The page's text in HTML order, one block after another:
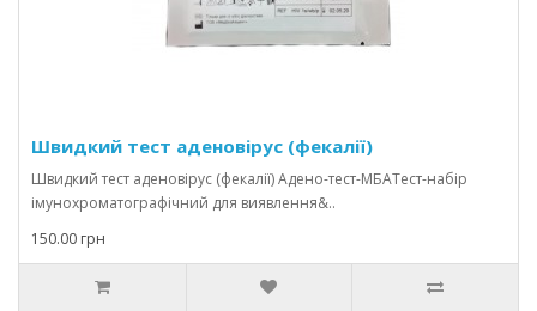
Швидкий тест аденовірус (фекалії)
Швидкий тест аденовірус (фекалії) Адено-тест-МБАТест-набір
імунохроматографічний для виявлення&..
150.00 грн